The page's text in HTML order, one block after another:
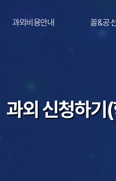
과외비용안내 꼴&공
과외 신청하기